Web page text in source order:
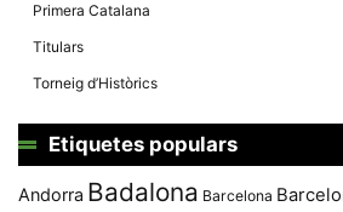
Primera Catalana
Titulars
Torneig d’Històrics
Etiquetes populars
Andorra Badalona Barcelona